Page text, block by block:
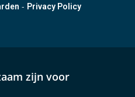
- Privacy Policy
zijn voor